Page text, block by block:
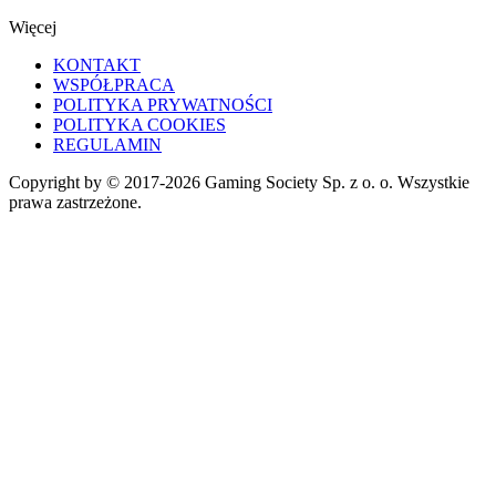
Więcej
KONTAKT
WSPÓŁPRACA
POLITYKA PRYWATNOŚCI
POLITYKA COOKIES
REGULAMIN
Copyright by © 2017-2026 Gaming Society Sp. z o. o. Wszystkie
prawa zastrzeżone.